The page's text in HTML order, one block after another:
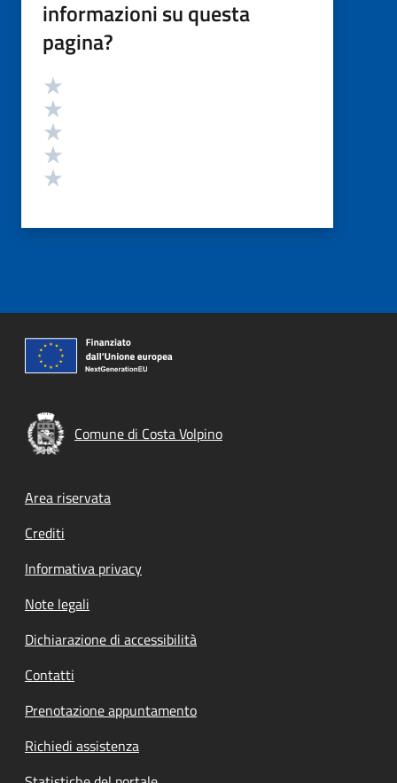
informazioni su questa
pagina?
Valutazione
Comune di Costa Volpino
Footer menu
Area riservata
Crediti
Informativa privacy
Note legali
Dichiarazione di accessibilità
Contatti
Prenotazione appuntamento
Richiedi assistenza